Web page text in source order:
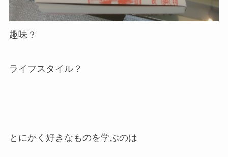
趣味？
ライフスタイル？
とにかく好きなものを学ぶのは